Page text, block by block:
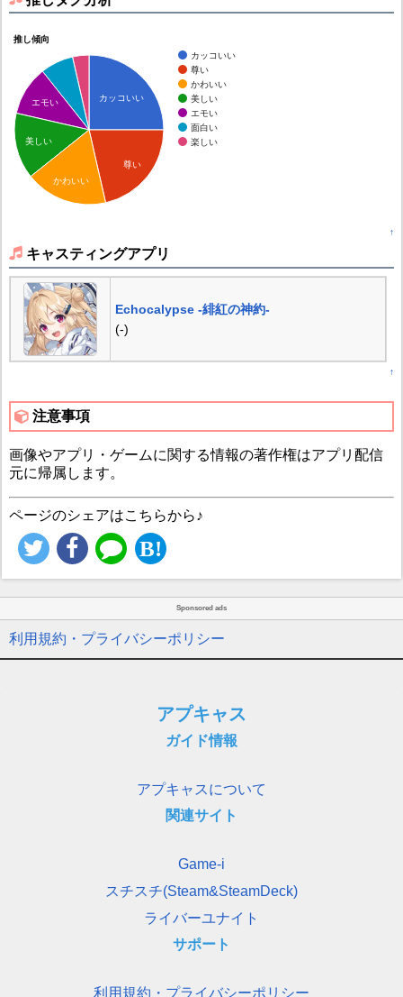
推し傾向
カッコいい
尊い
かわいい
美しい
エモい
面白い
楽しい
カッコいい
尊い
エモい
美しい
かわいい
↑
キャスティングアプリ
Echocalypse -緋紅の神約-
(-)
↑
注意事項
画像やアプリ・ゲームに関する情報の著作権はアプリ配信
元に帰属します。
ページのシェアはこちらから♪
Sponsored ads
利用規約・プライバシーポリシー
アプキャス
ガイド情報
アプキャスについて
関連サイト
Game-i
スチスチ(Steam&SteamDeck)
ライバーユナイト
サポート
利用規約・プライバシーポリシー